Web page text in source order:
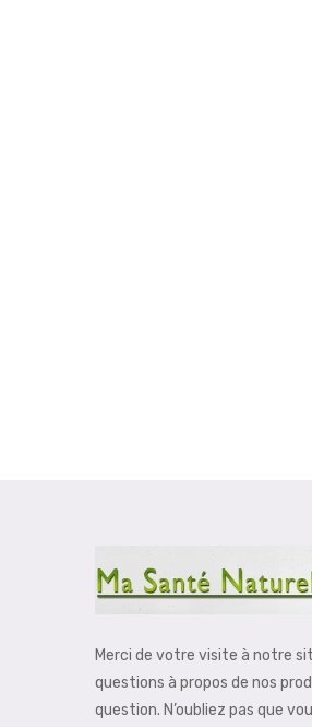
Merci de votre visite à notre
questions à propos de nos
question. N’oubliez pas que